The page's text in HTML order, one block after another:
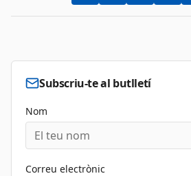
Subscriu-te al butlletí
Nom
Correu electrònic